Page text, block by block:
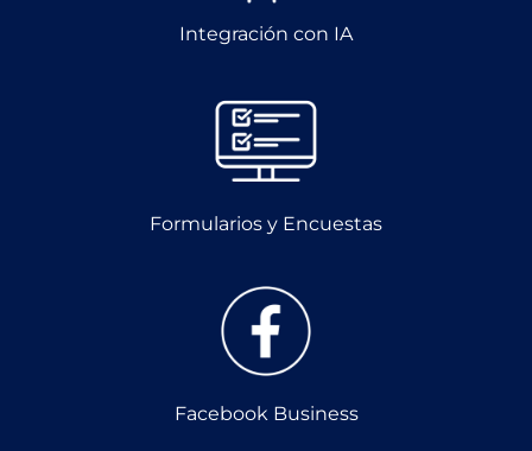
Integración con IA
Formularios y Encuestas
Facebook Business